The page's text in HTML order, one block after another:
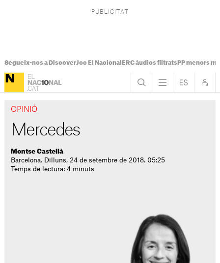
Segueix-nos a DiscoverJoc El Nacional ERC àudios filtratsPP menors
OPINIÓ
Mercedes
Montse Castellà
Barcelona. Dilluns, 24 de setembre de 2018. 05:25
Temps de lectura: 4 minuts